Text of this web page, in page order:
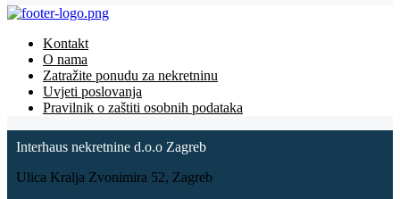
Kontakt
O nama
Zatražite ponudu za nekretninu
Uvjeti poslovanja
Pravilnik o zaštiti osobnih podataka
Interhaus nekretnine d.o.o Zagreb
Ulica Kralja Zvonimira 52, Zagreb